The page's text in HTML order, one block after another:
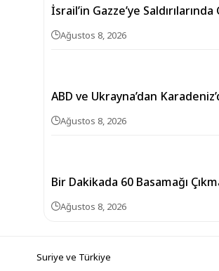
İsrail’in Gazze’ye
Ağustos 8, 2026
ABD ve Ukrayna’dan
Ağustos 8, 2026
Bir Dakikada 60 Basamağı
Ağustos 8, 2026
Suriye ve Türkiye